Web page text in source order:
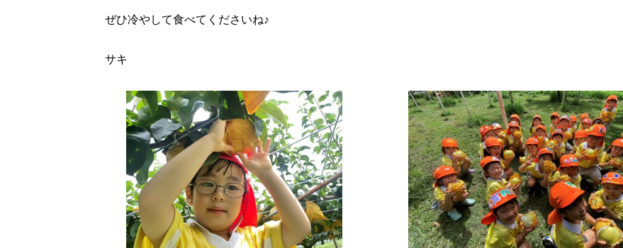
ぜひ冷やして食べてくださいね♪
サキ